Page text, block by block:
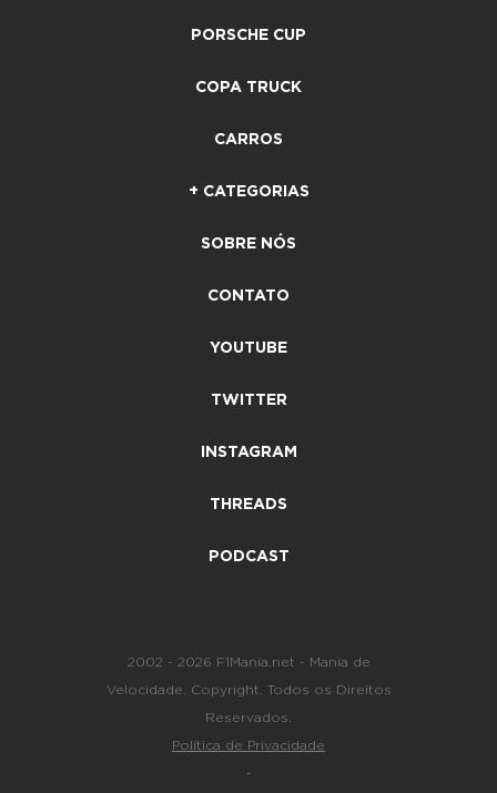
PORSCHE CUP
COPA TRUCK
CARROS
+ CATEGORIAS
SOBRE NÓS
CONTATO
YOUTUBE
TWITTER
INSTAGRAM
THREADS
PODCAST
2002 - 2026 F1Mania.net - Mania de
Velocidade. Copyright. Todos os Direitos
Reservados.
Política de Privacidade
-